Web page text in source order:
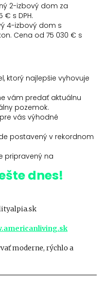
2-izbový dom za
s DPH.
4-izbový dom s
Cena od 75 030 € s
ktorý najlepšie vyhovuje
vám predať aktuálnu
pozemok.
vás výhodné
postavený v rekordnom
pripravený na
dnes!
moderne, rýchlo a